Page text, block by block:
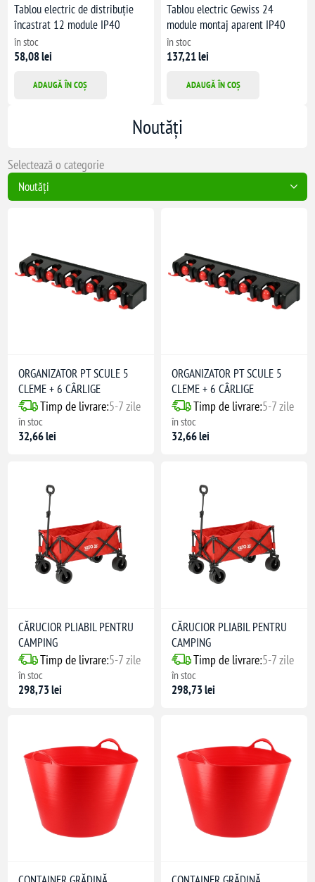
Tablou electric de distribuție
încastrat 12 module IP40
în stoc
58,08 lei
ADAUGĂ ÎN COȘ
Tablou electric Gewiss 24
module montaj aparent IP40
în stoc
137,21 lei
ADAUGĂ ÎN COȘ
Noutăți
Selectează o categorie
ORGANIZATOR PT SCULE 5
CLEME + 6 CÂRLIGE
Timp de livrare:5-7 zile
în stoc
32,66 lei
ORGANIZATOR PT SCULE 5
CLEME + 6 CÂRLIGE
Timp de livrare:5-7 zile
în stoc
32,66 lei
CĂRUCIOR PLIABIL PENTRU
CAMPING
Timp de livrare:5-7 zile
în stoc
298,73 lei
CĂRUCIOR PLIABIL PENTRU
CAMPING
Timp de livrare:5-7 zile
în stoc
298,73 lei